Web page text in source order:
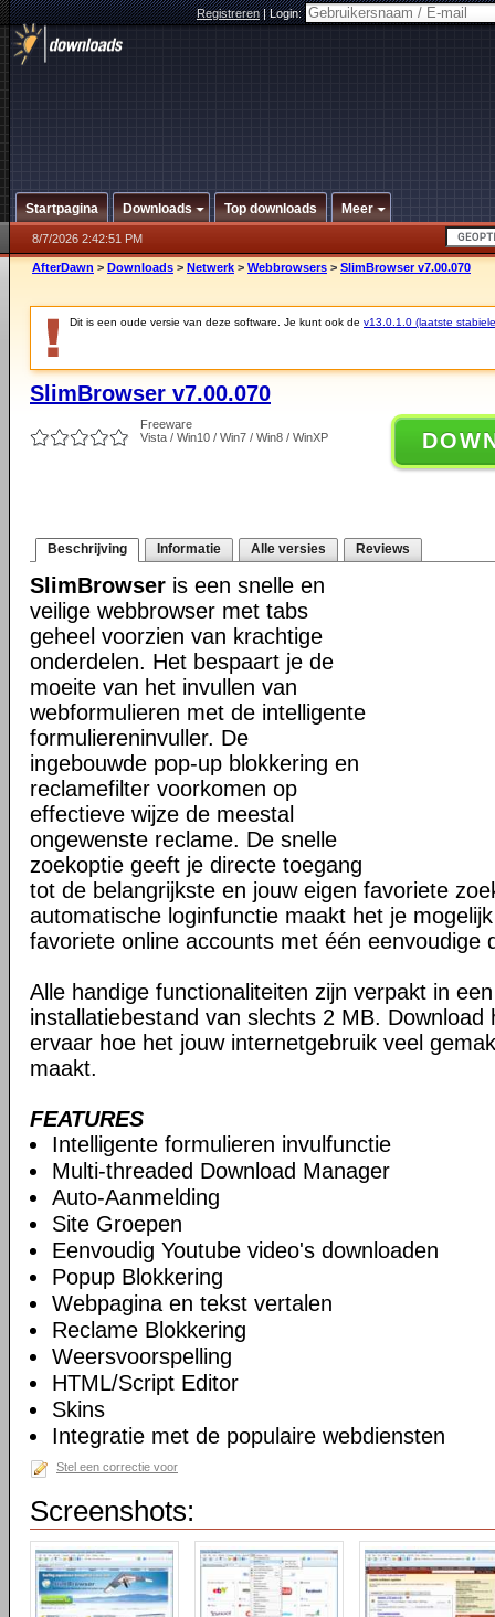
Registreren|Login:
Startpagina Downloads Top downloads Meer
8/7/2026 2:42:51 PM
AfterDawn > Downloads > Netwerk > Webbrowsers > SlimBrowser v7.00.070
Dit is een oude versie van deze software. Je kunt ook de v13.0.1.0 (laatste
SlimBrowser v7.00.070
Freeware
Vista / Win10 / Win7 / Win8 / WinXP
Beschrijving Informatie Alle versies Reviews
SlimBrowser is een snelle en
veilige webbrowser met tabs
geheel voorzien van krachtige
onderdelen. Het bespaart je de
moeite van het invullen van
webformulieren met de intelligente
formuliereninvuller. De
ingebouwde pop-up blokkering en
reclamefilter voorkomen op
effectieve wijze de meestal
ongewenste reclame. De snelle
zoekoptie geeft je directe toegang
tot de belangrijkste en jouw eigen favoriete
automatische loginfunctie maakt het je
favoriete online accounts met één eenvoudige
Alle handige functionaliteiten zijn verpakt in
installatiebestand van slechts 2 MB.
ervaar hoe het jouw internetgebruik veel
maakt.
FEATURES
Intelligente formulieren invulfunctie
Multi-threaded Download Manager
Auto-Aanmelding
Site Groepen
Eenvoudig Youtube video's downloaden
Popup Blokkering
Webpagina en tekst vertalen
Reclame Blokkering
Weersvoorspelling
HTML/Script Editor
Skins
Integratie met de populaire webdiensten
Stel een correctie voor
Screenshots: